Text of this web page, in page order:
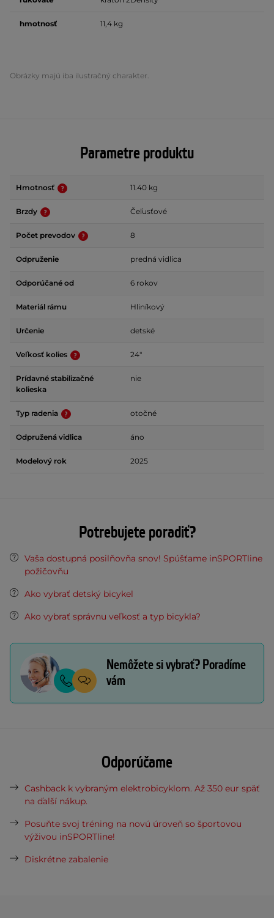
hmotnosť 11,4 kg
Obrázky majú iba ilustračný charakter.
Parametre produktu
Hmotnosť 11.40 kg
Brzdy Čeľusťové
Počet prevodov 8
Odpruženie predná vidlica
Odporúčané od 6 rokov
Materiál rámu Hliníkový
Určenie detské
Veľkosť kolies 24"
Prídavné stabilizačné
kolieska
nie
Typ radenia otočné
Odpružená vidlica áno
Modelový rok 2025
Potrebujete poradiť?
Vaša dostupná posilňovňa snov! Spúšťame inSPORTline
požičovňu
Ako vybrať detský bicykel
Ako vybrať správnu veľkosť a typ bicykla?
Nemôžete si vybrať? Poradíme
vám
Odporúčame
Cashback k vybraným elektrobicyklom. Až 350 eur späť
na ďalší nákup.
Posuňte svoj tréning na novú úroveň so športovou
výživou inSPORTline!
Diskrétne zabalenie